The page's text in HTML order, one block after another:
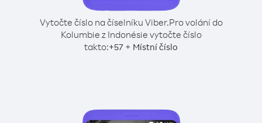
Vytočte číslo na číselníku Viber.Pro volání do
Kolumbie z Indonésie vytočte číslo
takto:+57 + Místní číslo